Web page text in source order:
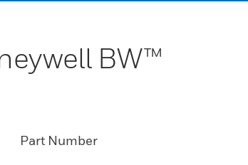
BW™
Part Number